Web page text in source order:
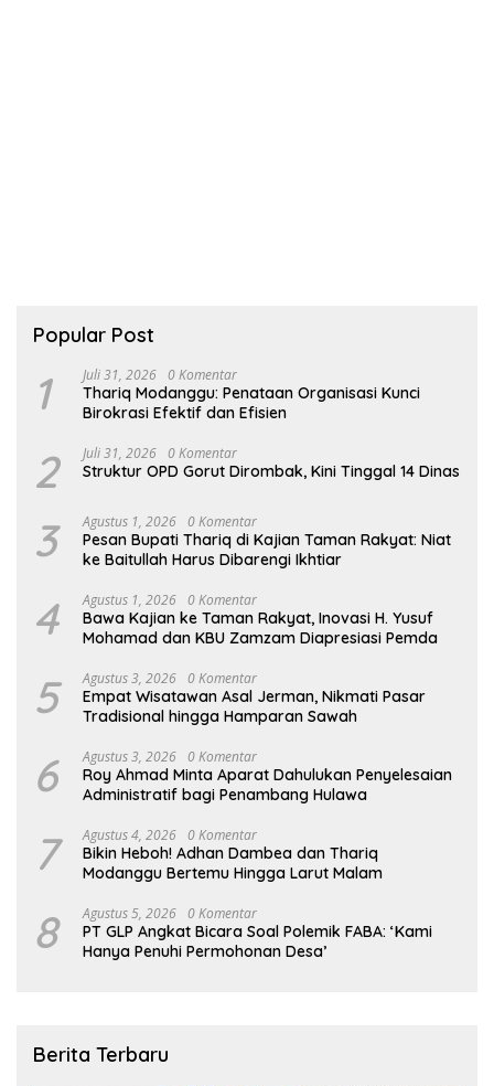
Popular Post
1 Juli 31, 2026 0 Komentar
Thariq Modanggu: Penataan Organisasi Kunci
Birokrasi Efektif dan Efisien
2 Juli 31, 2026 0 Komentar
Struktur OPD Gorut Dirombak, Kini Tinggal 14 Dinas
3 Agustus 1, 2026 0 Komentar
Pesan Bupati Thariq di Kajian Taman Rakyat: Niat
ke Baitullah Harus Dibarengi Ikhtiar
4 Agustus 1, 2026 0 Komentar
Bawa Kajian ke Taman Rakyat, Inovasi H. Yusuf
Mohamad dan KBU Zamzam Diapresiasi Pemda
5 Agustus 3, 2026 0 Komentar
Empat Wisatawan Asal Jerman, Nikmati Pasar
Tradisional hingga Hamparan Sawah
6 Agustus 3, 2026 0 Komentar
Roy Ahmad Minta Aparat Dahulukan Penyelesaian
Administratif bagi Penambang Hulawa
7 Agustus 4, 2026 0 Komentar
Bikin Heboh! Adhan Dambea dan Thariq
Modanggu Bertemu Hingga Larut Malam
8 Agustus 5, 2026 0 Komentar
PT GLP Angkat Bicara Soal Polemik FABA: ‘Kami
Hanya Penuhi Permohonan Desa’
Berita Terbaru